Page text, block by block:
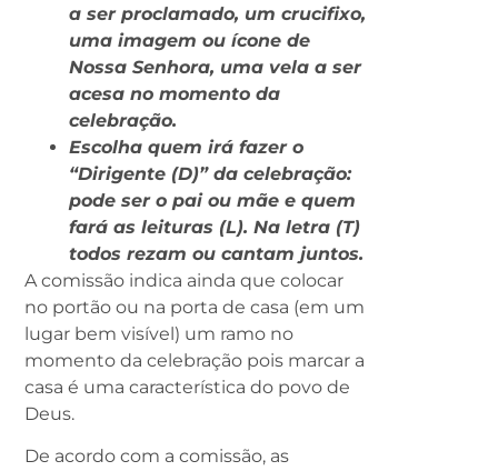
a ser proclamado, um crucifixo,
uma imagem ou ícone de
Nossa Senhora, uma vela a ser
acesa no momento da
celebração.
Escolha quem irá fazer o
“Dirigente (D)” da celebração:
pode ser o pai ou mãe e quem
fará as leituras (L). Na letra (T)
todos rezam ou cantam juntos.
A comissão indica ainda que colocar
no portão ou na porta de casa (em um
lugar bem visível) um ramo no
momento da celebração pois marcar a
casa é uma característica do povo de
Deus.
De acordo com a comissão, as